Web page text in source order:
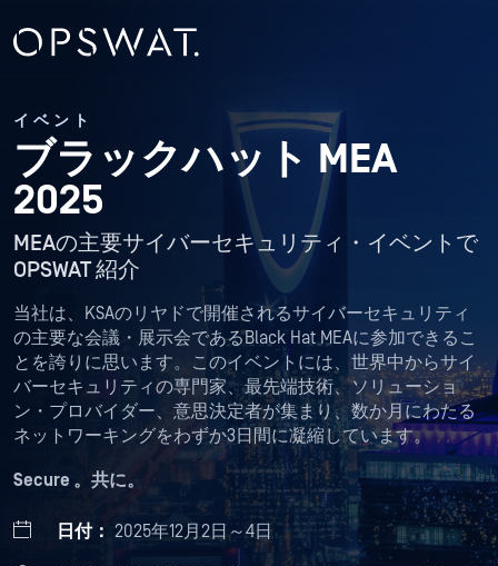
イベント
ブラックハット MEA
2025
MEAの主要サイバーセキュリティ・イベントで
OPSWAT 紹介
当社は、KSAのリヤドで開催されるサイバーセキュリティ
の主要な会議・展示会であるBlack Hat MEAに参加できるこ
とを誇りに思います。このイベントには、世界中からサイ
バーセキュリティの専門家、最先端技術、ソリューショ
ン・プロバイダー、意思決定者が集まり、数か月にわたる
ネットワーキングをわずか3日間に凝縮しています。
Secure 。共に。
日付： 2025年12月2日～4日